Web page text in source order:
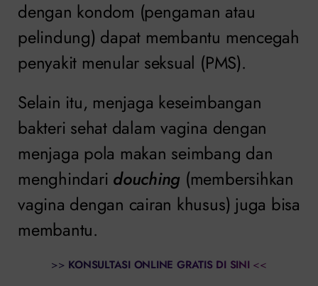
dengan kondom (pengaman atau
pelindung) dapat membantu mencegah
penyakit menular seksual (PMS).
Selain itu, menjaga keseimbangan
bakteri sehat dalam vagina dengan
menjaga pola makan seimbang dan
menghindari douching (membersihkan
vagina dengan cairan khusus) juga bisa
membantu.
>> KONSULTASI ONLINE GRATIS DI SINI <<